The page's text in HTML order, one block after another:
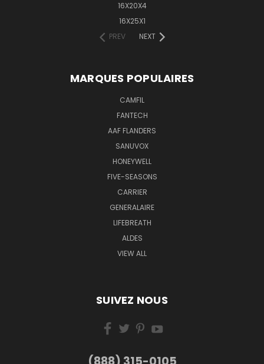
16X20X4
16X25X1
PREV
NEXT
MARQUES POPULAIRES
CAMFIL
FANTECH
AAF FLANDERS
SANUVOX
HONEYWELL
FIVE-SEASONS
CARRIER
GENERALAIRE
LIFEBREATH
ALDES
VIEW ALL
SUIVEZ NOUS